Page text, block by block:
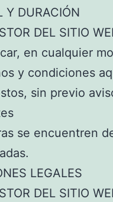
Y DURACIÓN
DEL SITIO
en cualquier
y condiciones
sin previo
se encuentren
LEGALES
DEL SITIO